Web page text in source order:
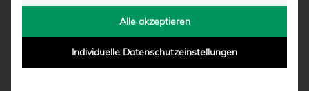
vonLorenz Schulze-Marmeling|11.05.2026 - 15:39
Alle akzeptieren
Individuelle Datenschutzeinstellungen